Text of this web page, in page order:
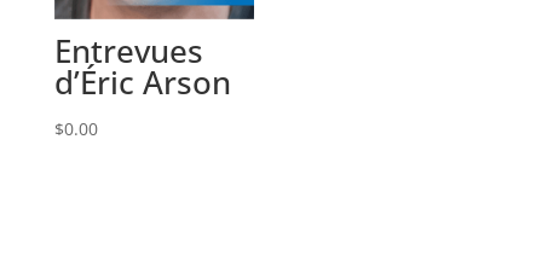
Entrevues
d’Éric Arson
$0.00